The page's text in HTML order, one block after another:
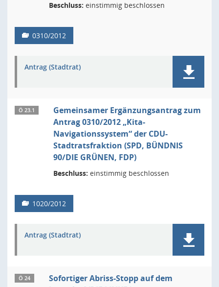
Beschluss: einstimmig beschlossen
0310/2012
Antrag (Stadtrat)
Ö 23.1
Gemeinsamer Ergänzungsantrag zum
Antrag 0310/2012 „Kita-
Navigationssystem“ der CDU-
Stadtratsfraktion (SPD, BÜNDNIS
90/DIE GRÜNEN, FDP)
Beschluss: einstimmig beschlossen
1020/2012
Antrag (Stadtrat)
Ö 24
Sofortiger Abriss-Stopp auf dem